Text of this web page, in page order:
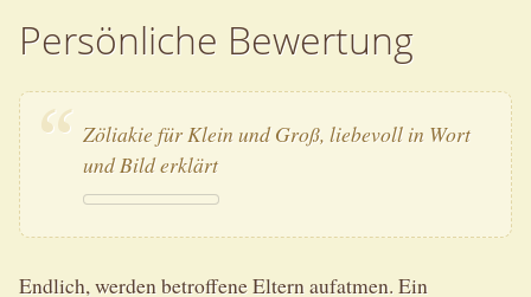
Persönliche Bewertung
Zöliakie für Klein und Groß, liebevoll in Wort
und Bild erklärt
Endlich, werden betroffene Eltern aufatmen. Ein